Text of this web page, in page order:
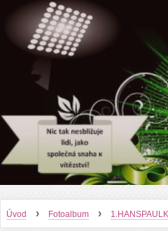
Úvod › Fotoalbum ›